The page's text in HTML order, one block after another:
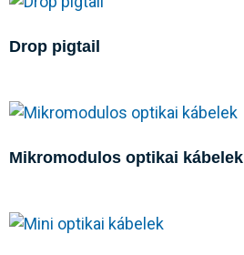
Drop pigtail
Mikromodulos optikai kábelek